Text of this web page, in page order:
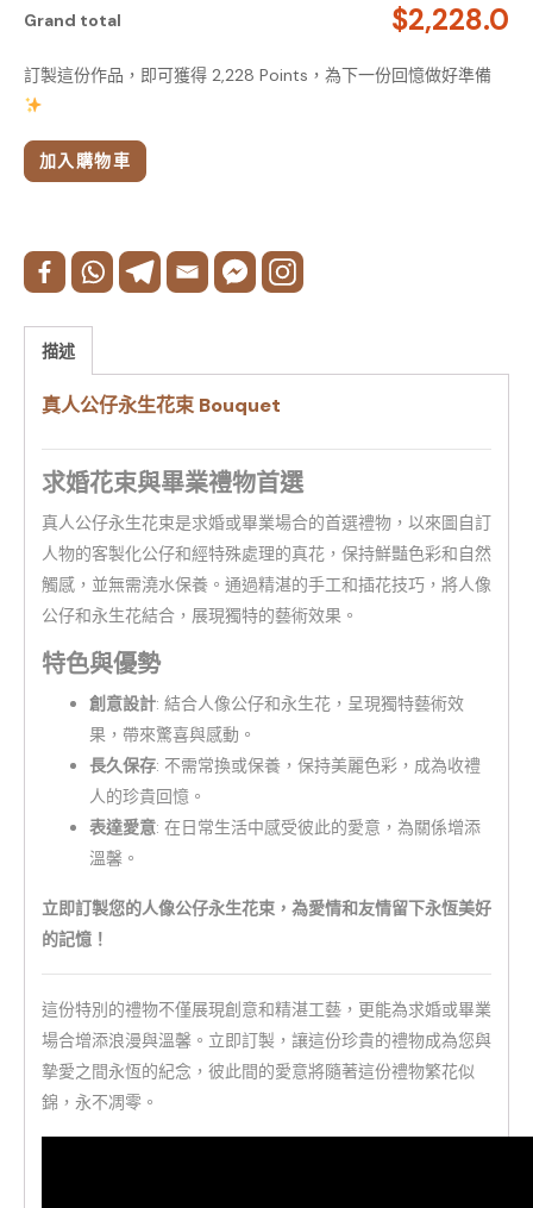
Grand total $2,228.0
訂製這份作品，即可獲得 2,228 Points，為下一份回憶做好準備
加入購物車
描述
真人公仔永生花束 Bouquet
求婚花束與畢業禮物首選
真人公仔永生花束是求婚或畢業場合的首選禮物，以來圖自訂
人物的客製化公仔和經特殊處理的真花，保持鮮豔色彩和自然
觸感，並無需澆水保養。通過精湛的手工和插花技巧，將人像
公仔和永生花結合，展現獨特的藝術效果。
特色與優勢
創意設計: 結合人像公仔和永生花，呈現獨特藝術效
果，帶來驚喜與感動。
長久保存: 不需常換或保養，保持美麗色彩，成為收禮
人的珍貴回憶。
表達愛意: 在日常生活中感受彼此的愛意，為關係增添
溫馨。
立即訂製您的人像公仔永生花束，為愛情和友情留下永恆美好
的記憶！
這份特別的禮物不僅展現創意和精湛工藝，更能為求婚或畢業
場合增添浪漫與溫馨。立即訂製，讓這份珍貴的禮物成為您與
摯愛之間永恆的紀念，彼此間的愛意將隨著這份禮物繁花似
錦，永不凋零。